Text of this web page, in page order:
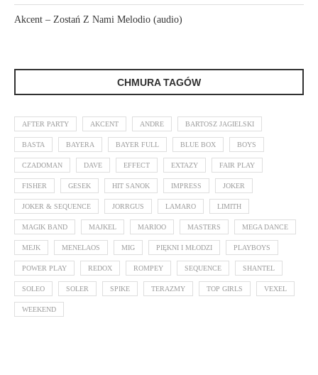
Akcent – Zostań Z Nami Melodio (audio)
CHMURA TAGÓW
AFTER PARTY AKCENT ANDRE BARTOSZ JAGIELSKI
BASTA BAYERA BAYER FULL BLUE BOX BOYS
CZADOMAN DAVE EFFECT EXTAZY FAIR PLAY
FISHER GESEK HIT SANOK IMPRESS JOKER
JOKER & SEQUENCE JORRGUS LAMARO LIMITH
MAGIK BAND MAJKEL MARIOO MASTERS MEGA DANCE
MEJK MENELAOS MIG PIĘKNI I MŁODZI PLAYBOYS
POWER PLAY REDOX ROMPEY SEQUENCE SHANTEL
SOLEO SOLER SPIKE TERAZMY TOP GIRLS VEXEL
WEEKEND